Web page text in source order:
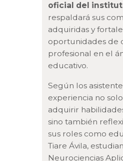
oficial del
respaldará sus
adquiridas y
oportunidades de
profesional en el
educativo.
Según los
experiencia no
adquirir
sino también
sus roles como
Tiare Ávila,
Neurociencias